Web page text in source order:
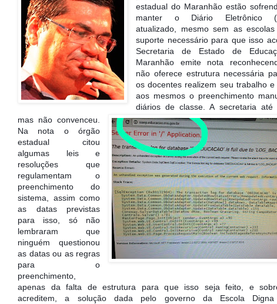
estadual do Maranhão estão
manter o Diário Eletrônico
atualizado, mesmo sem as
suporte necessário para que isso
Secretaria de Estado de
Maranhão emite nota
não oferece estrutura necessária
os docentes realizem seu trabalho e
aos mesmos o preenchimento
diários de classe. A secretaria até
mas não convenceu.
Na nota o órgão
estadual citou
algumas leis e
resoluções que
regulamentam o
preenchimento do
sistema, assim como
as datas previstas
para isso, só não
lembraram que
ninguém questionou
as datas ou as regras
para o
preenchimento,
apenas da falta de estrutura para que isso seja feito, e
acreditem, a solução dada pelo governo da Escola